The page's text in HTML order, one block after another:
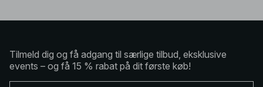
Tilmeld dig og få adgang til særlige tilbud, eksklusive
events – og få 15 % rabat på dit første køb!